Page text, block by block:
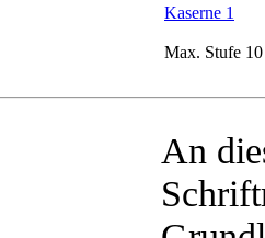
Kaserne 1
Max. Stufe 10
An